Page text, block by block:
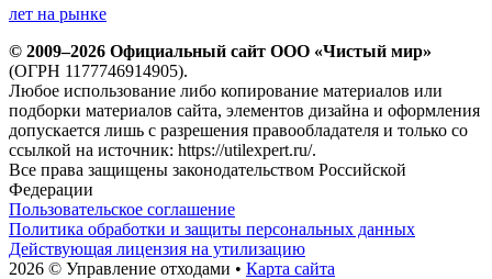
лет на рынке
© 2009–2026 Официальный сайт ООО «Чистый мир»
(ОГРН 1177746914905).
Любое использование либо копирование материалов или
подборки материалов сайта, элементов дизайна и оформления
допускается лишь с разрешения правообладателя и только со
ссылкой на источник: https://utilexpert.ru/.
Все права защищены законодательством Российской
Федерации
Пользовательское соглашение
Политика обработки и защиты персональных данных
Действующая лицензия на утилизацию
2026 © Управление отходами • Карта сайта